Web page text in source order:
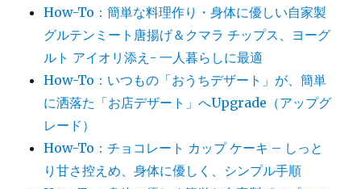
How-To：簡単な料理作り・身体に優しい自家製
グルテンミート唐揚げ＆クマラ チップス、ヨーグ
ルト アイオリ添え- 一人暮らしに最適
How-To：いつもの「おうちデザート」が、簡単
に洒落た「お店デザート」へUpgrade（アップグ
レード）
How-To：チョコレート カップ ケーキ – しっと
り甘さ控えめ、身体に優しく、シンプル手順